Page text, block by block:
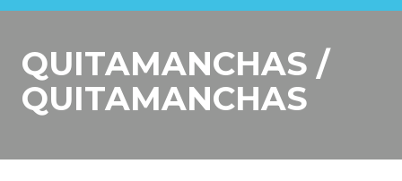
QUITAMANCHAS /
QUITAMANCHAS